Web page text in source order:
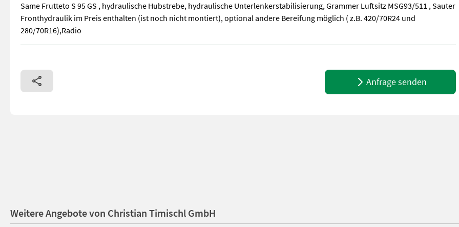
Same Frutteto S 95 GS , hydraulische Hubstrebe, hydraulische Unterlenkerstabilisierung, Grammer Luftsitz MSG93/511 , Sauter
Fronthydraulik im Preis enthalten (ist noch nicht montiert), optional andere Bereifung möglich ( z.B. 420/70R24 und
280/70R16),Radio
Same Frutteto S 95 GS , hydraulische Hubstrebe, hydraulische Unterlenkerstabilisierung, Grammer Luftsitz MSG93/511 ,
Anfrage senden
Weitere Angebote von Christian Timischl GmbH